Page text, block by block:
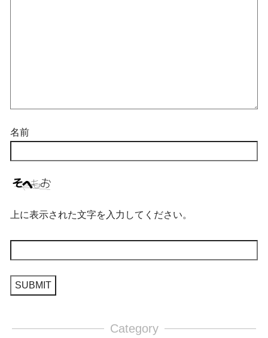
名前
上に表示された文字を入力してください。
Category